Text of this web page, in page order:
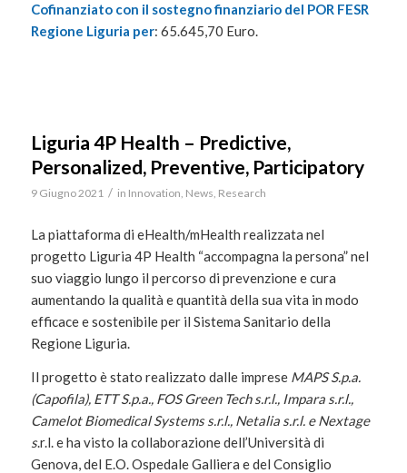
Cofinanziato con il sostegno finanziario del POR FESR
Regione Liguria per: 65.645,70 Euro.
Liguria 4P Health – Predictive,
Personalized, Preventive, Participatory
9 Giugno 2021 / in Innovation, News, Research
La piattaforma di eHealth/mHealth realizzata nel
progetto Liguria 4P Health “accompagna la persona” nel
suo viaggio lungo il percorso di prevenzione e cura
aumentando la qualità e quantità della sua vita in modo
efficace e sostenibile per il Sistema Sanitario della
Regione Liguria.
Il progetto è stato realizzato dalle imprese MAPS S.p.a.
(Capofila), ETT S.p.a., FOS Green Tech s.r.l., Impara s.r.l.,
Camelot Biomedical Systems s.r.l., Netalia s.r.l. e Nextage
s.r.l. e ha visto la collaborazione dell’Università di
Genova, del E.O. Ospedale Galliera e del Consiglio